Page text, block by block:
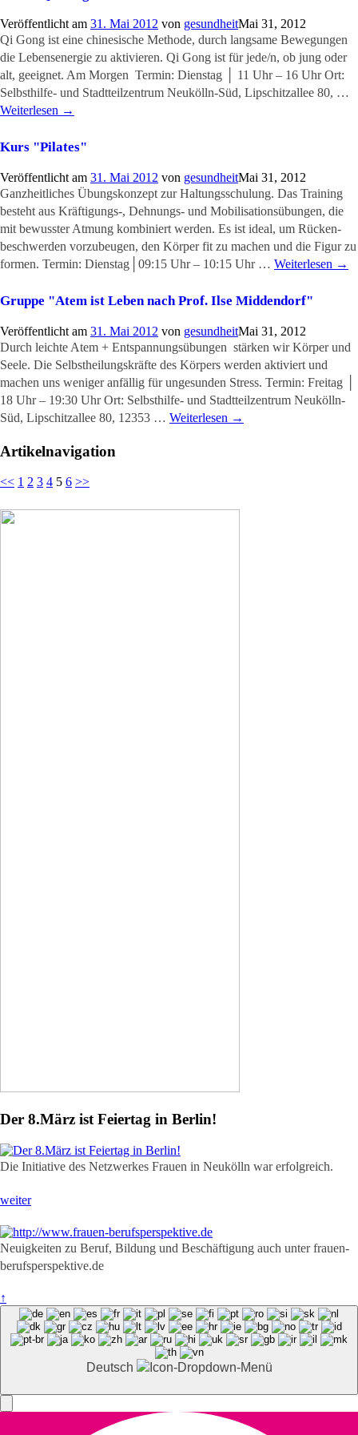
Veröffentlicht am 31. Mai 2012 von gesundheitMai 31, 2012
Qi Gong ist eine chinesische Methode, durch langsame Bewegungen
die Lebensenergie zu aktivieren. Qi Gong ist für jede/n, ob jung oder
alt, geeignet. Am Morgen Termin: Dienstag │ 11 Uhr – 16 Uhr Ort:
Selbsthilfe- und Stadtteilzentrum Neukölln-Süd, Lipschitzallee 80, …
Weiterlesen →
Kurs "Pilates"
Veröffentlicht am 31. Mai 2012 von gesundheitMai 31, 2012
Ganzheitliches Übungskonzept zur Haltungsschulung. Das Training
besteht aus Kräftigungs-, Dehnungs- und Mobilisationsübungen, die
mit bewusster Atmung kombiniert werden. Es ist ideal, um Rücken-
beschwerden vorzubeugen, den Körper fit zu machen und die Figur zu
formen. Termin: Dienstag│09:15 Uhr – 10:15 Uhr … Weiterlesen →
Gruppe "Atem ist Leben nach Prof. Ilse Middendorf"
Veröffentlicht am 31. Mai 2012 von gesundheitMai 31, 2012
Durch leichte Atem + Entspannungsübungen stärken wir Körper und
Seele. Die Selbstheilungskräfte des Körpers werden aktiviert und
machen uns weniger anfällig für ungesunden Stress. Termin: Freitag │
18 Uhr – 19:30 Uhr Ort: Selbsthilfe- und Stadtteilzentrum Neukölln-
Süd, Lipschitzallee 80, 12353 … Weiterlesen →
Artikelnavigation
<< 1 2 3 4 5 6 >>
Der 8.März ist Feiertag in Berlin!
Die Initiative des Netzwerkes Frauen in Neukölln war erfolgreich.
weiter
Neuigkeiten zu Beruf, Bildung und Beschäftigung auch unter frauen-
berufsperspektive.de
↑
Deutsch